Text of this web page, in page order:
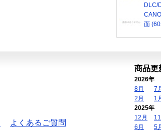
DLC/
面
よくあるご質問
商品更
2026年
8月
7
2月
1
2025年
12月
6月
5